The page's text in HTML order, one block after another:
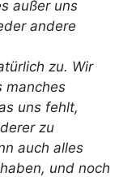
außer uns
andere
zu. Wir
manches
uns fehlt,
zu
auch alles
und noch